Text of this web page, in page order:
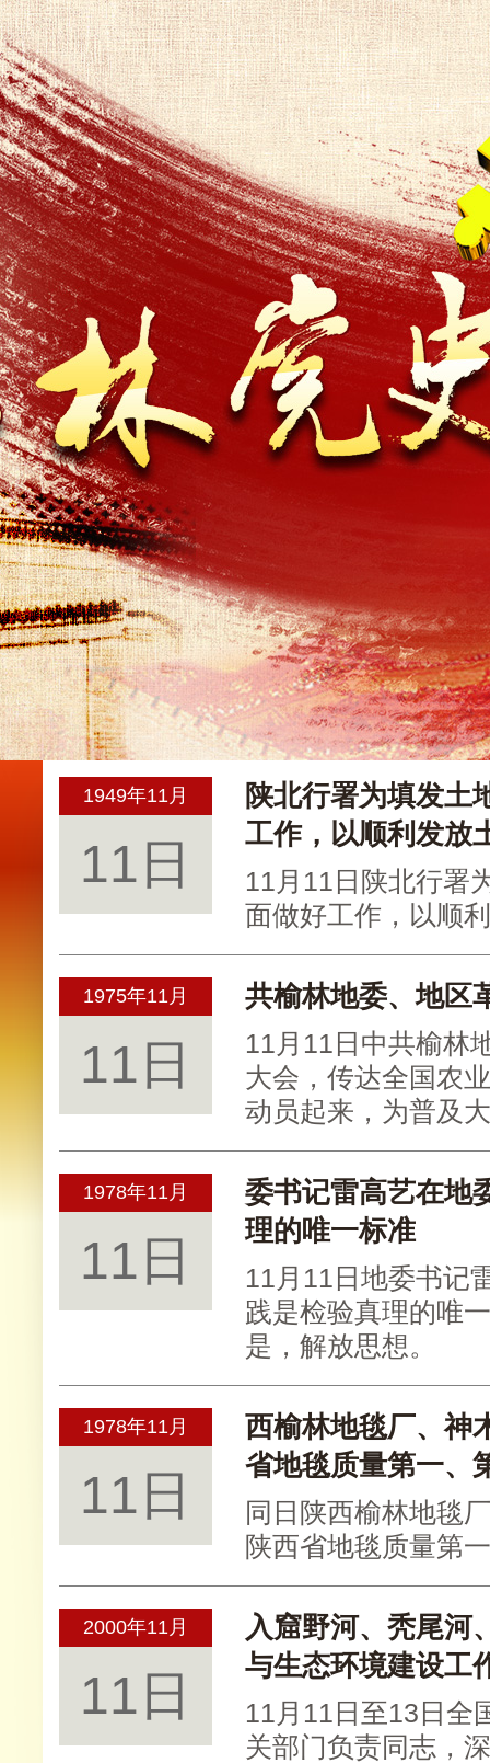
1949年11月
11日
陕北行署为填发土
工作，以顺利发放
11月11日陕北行署
面做好工作，以顺
1975年11月
11日
共榆林地委、地区
11月11日中共榆林
大会，传达全国农
动员起来，为普及
1978年11月
11日
委书记雷高艺在地
理的唯一标准
11月11日地委书记
践是检验真理的唯
是，解放思想。
1978年11月
11日
西榆林地毯厂、神
省地毯质量第一、
同日陕西榆林地毯
陕西省地毯质量第
2000年11月
11日
入窟野河、秃尾河
与生态环境建设工
11月11日至13日全
关部门负责同志，